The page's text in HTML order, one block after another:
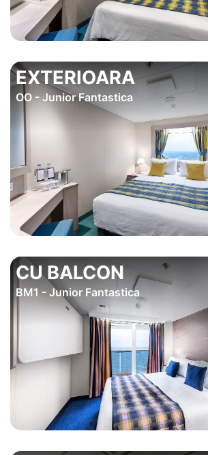
EXTERIOARA
OO - Junior Fantastica
CU BALCON
BM1 - Junior Fantastica